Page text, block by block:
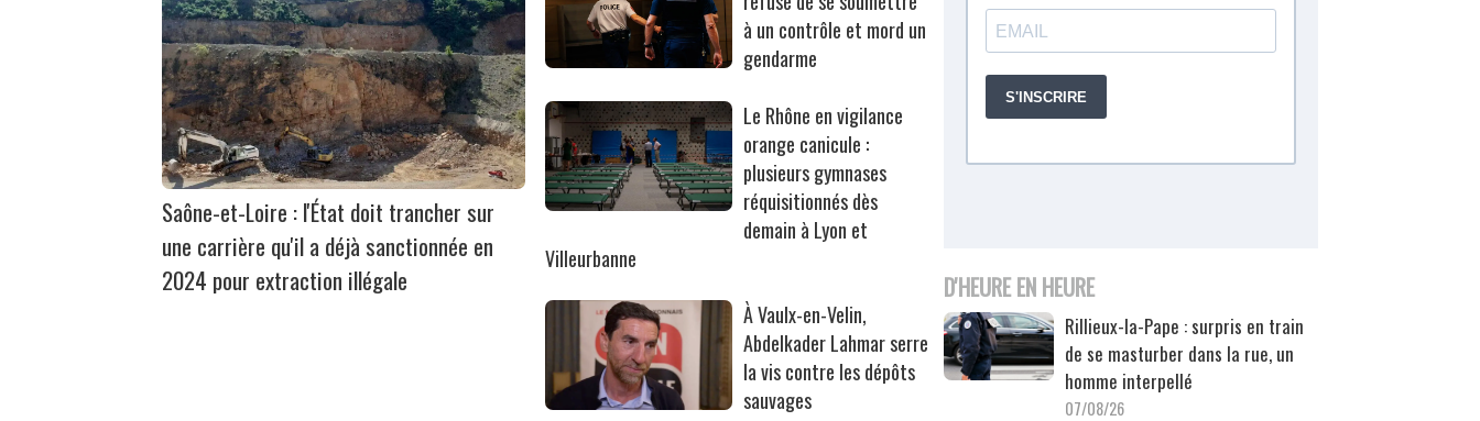
Saône-et-Loire : l'État doit trancher sur
une carrière qu'il a déjà sanctionnée en
2024 pour extraction illégale
à un contrôle et mord un
gendarme
Le Rhône en vigilance
orange canicule :
plusieurs gymnases
réquisitionnés dès
demain à Lyon et
Villeurbanne
À Vaulx-en-Velin,
Abdelkader Lahmar serre
la vis contre les dépôts
sauvages
D'HEURE EN HEURE
Rillieux-la-Pape : surpris en train
de se masturber dans la rue, un
homme interpellé
07/08/26